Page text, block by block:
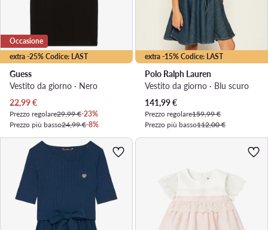
extra -25% Codice: LAST
Occasione
Guess
Vestito da giorno · Nero
Prezzo attuale
22,99€
Prezzo regolare29,99 €-23%
Prezzo più basso24,99 €-8%
extra -15% Codice: LAST
Polo Ralph Lauren
Vestito da giorno · Blu scuro
Prezzo attuale
141,99€
Prezzo regolare159,99 €
Prezzo più basso112,00 €